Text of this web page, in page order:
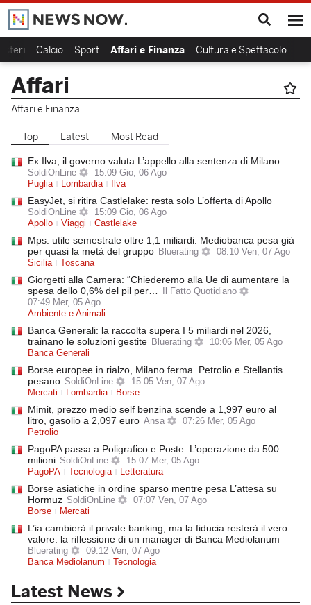
Esteri Calcio Sport Affari e Finanza Cultura e Spettacolo
Affari
Affari e Finanza
Top Latest Most Read
Ex Ilva, il governo valuta L’appello alla sentenza di Milano
SoldiOnLine
15:09 Gio, 06 Ago
Puglia
Lombardia Ilva
EasyJet, si ritira Castlelake: resta solo L’offerta di Apollo
SoldiOnLine
15:09 Gio, 06 Ago
Apollo
Viaggi Castlelake
Mps: utile semestrale oltre 1,1 miliardi. Mediobanca pesa già
per quasi la metà del gruppo Bluerating
08:10 Ven, 07 Ago
Sicilia
Toscana
Giorgetti alla Camera: “Chiederemo alla Ue di aumentare la
spesa dello 0,6% del pil per…
Il Fatto Quotidiano
07:49 Mer, 05 Ago
Ambiente e Animali
Banca Generali: la raccolta supera I 5 miliardi nel 2026,
trainano le soluzioni gestite Bluerating
10:06 Mer, 05 Ago
Banca Generali
Borse europee in rialzo, Milano ferma. Petrolio e Stellantis
pesano SoldiOnLine
15:05 Ven, 07 Ago
Mercati
Lombardia Borse
Mimit, prezzo medio self benzina scende a 1,997 euro al
litro, gasolio a 2,097 euro Ansa
07:26 Mer, 05 Ago
Petrolio
PagoPA passa a Poligrafico e Poste: L’operazione da 500
milioni SoldiOnLine
15:07 Mer, 05 Ago
PagoPA
Tecnologia Letteratura
Borse asiatiche in ordine sparso mentre pesa L’attesa su
Hormuz SoldiOnLine
07:07 Ven, 07 Ago
Borse
Mercati
L’ia cambierà il private banking, ma la fiducia resterà il vero
valore: la riflessione di un manager di Banca Mediolanum
Bluerating
09:12 Ven, 07 Ago
Banca Mediolanum
Tecnologia
Latest News